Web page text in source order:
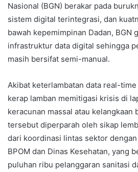
Nasional (BGN) berakar pada
sistem digital terintegrasi, dan
bawah kepemimpinan Dadan, BGN
infrastruktur data digital sehingga
masih bersifat semi-manual.
Akibat keterlambatan data real-
kerap lamban memitigasi krisis di
keracunan massal atau kelangkaan
tersebut diperparah oleh sikap
dari koordinasi lintas sektor
BPOM dan Dinas Kesehatan, yang
puluhan ribu pelanggaran sanitasi